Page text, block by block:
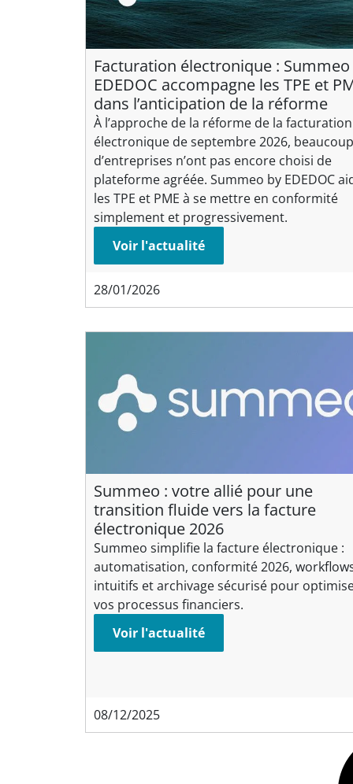
Facturation électronique :
EDEDOC accompagne les TPE et
dans l’anticipation de la réforme
À l’approche de la réforme de la facturation
électronique de septembre 2026, beaucoup
d’entreprises n’ont pas encore choisi de
plateforme agréée. Summeo by EDEDOC
les TPE et PME à se mettre en conformité
simplement et progressivement.
Voir l'actualité
28/01/2026
Summeo : votre allié pour une
transition fluide vers la facture
électronique 2026
Summeo simplifie la facture électronique :
automatisation, conformité 2026,
intuitifs et archivage sécurisé pour
vos processus financiers.
Voir l'actualité
08/12/2025